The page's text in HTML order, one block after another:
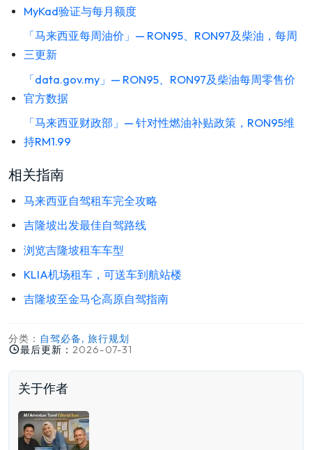
MyKad验证与每月额度
「马来西亚每周油价」— RON95、RON97及柴油，每周
三更新
「data.gov.my」— RON95、RON97及柴油每周零售价
官方数据
「马来西亚财政部」— 针对性燃油补贴政策，RON95维
持RM1.99
相关指南
马来西亚自驾租车完全攻略
吉隆坡出发最佳自驾路线
浏览吉隆坡租车车型
KLIA机场租车，可送车到航站楼
吉隆坡至金马仑高原自驾指南
分类： 自驾必备, 旅行规划
最后更新： 2026-07-31
关于作者